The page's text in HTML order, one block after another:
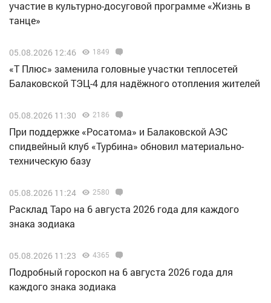
участие в культурно-досуговой программе «Жизнь в
танце»
05.08.2026 12:46 1849
«Т Плюс» заменила головные участки теплосетей
Балаковской ТЭЦ-4 для надёжного отопления жителей
05.08.2026 11:30 2186
При поддержке «Росатома» и Балаковской АЭС
спидвейный клуб «Турбина» обновил материально-
техническую базу
05.08.2026 11:24 2580
Расклад Таро на 6 августа 2026 года для каждого
знака зодиака
05.08.2026 11:23 4365
Подробный гороскоп на 6 августа 2026 года для
каждого знака зодиака